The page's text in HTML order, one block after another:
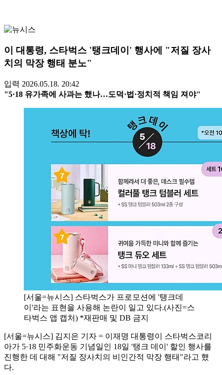
이 대통령, 스타벅스 '탱크데이' 행사에 "저질 장사
치의 막장 행태 분노"
입력 2026.05.18. 20:42
"5·18 유가족에 사과는 했나…도덕·법·정치적 책임 져야"
[서울=뉴시스] 스타벅스가 프로모션에 '탱크데
이'라는 표현을 사용해 논란이 일고 있다.(사진=스
타벅스 앱 캡처) *재판매 및 DB 금지
[서울=뉴시스] 김지은 기자 = 이재명 대통령이 스타벅스코리
아가 5·18 민주화운동 기념일인 18일 '탱크 데이' 할인 행사를
진행한 데 대해 "저질 장사치의 비인간적 막장 행태"라고 했
다.